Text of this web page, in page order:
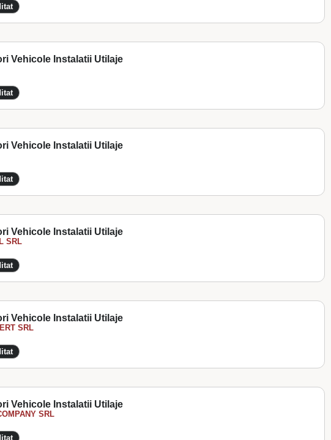
Vehicole Instalatii Utilaje
Vehicole Instalatii Utilaje
Vehicole Instalatii Utilaje
SRL
Vehicole Instalatii Utilaje
SRL
Vehicole Instalatii Utilaje
SRL